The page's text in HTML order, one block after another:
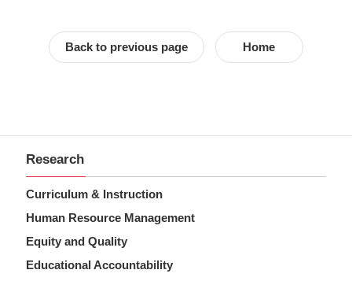
Back to previous page Home
Research
Curriculum & Instruction
Human Resource Management
Equity and Quality
Educational Accountability